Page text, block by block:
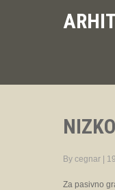
By cegnar
Za pasivno